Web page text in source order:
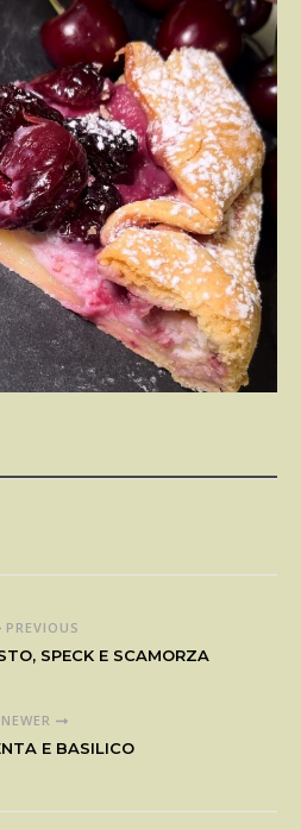
PREVIOUS
SPECK E SCAMORZA
NEWER
E BASILICO